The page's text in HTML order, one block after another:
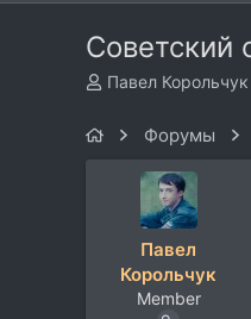
Советский
А
Павел Корольчук
Форумы
Павел
Корольчук
Member